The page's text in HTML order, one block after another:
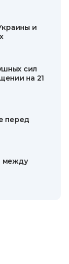
и
сил
на 21
перед
между